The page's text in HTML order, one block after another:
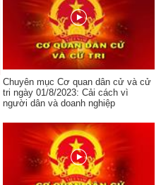
Chuyên mục Cơ quan dân cử và cử
tri ngày 01/8/2023: Cải cách vì
người dân và doanh nghiệp